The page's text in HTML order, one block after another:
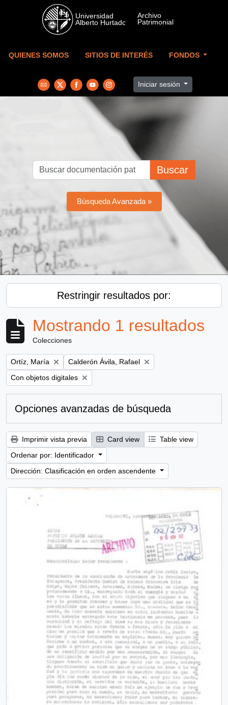
Skip to main content
QUIENES SOMOS SITIOS DE INTERÉS FONDOS
Iniciar sesión
Buscar
Búsqueda Avanzada »
Restringir resultados por:
Mostrando 1 resultados
Colecciones
Remove filter:
Ortíz, María Remove filter:
Calderón Ávila, Rafael
Remove filter:
Con objetos digitales
Opciones avanzadas de búsqueda
Imprimir vista previa Card view
Table view
Ordenar por: Identificador
Dirección: Clasificación en orden ascendente